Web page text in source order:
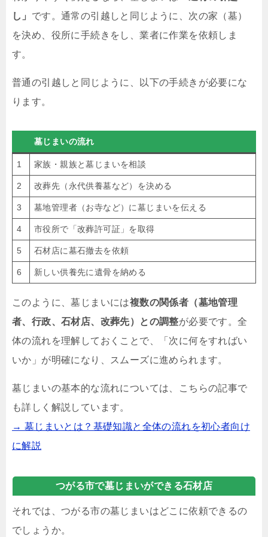
し」 です。通常の引越しと同じように、次の家（墓）
を決め、役所に手続きをし、業者に作業を依頼しま
す。
普通の引越しと同じように、以下の手続きが必要にな
ります。
墓じまいの流れ
1 家族・親族と墓じまいを相談
2 改葬先（永代供養墓など）を決める
3 墓地管理者（お寺など）に墓じまいを伝える
4 市役所で「改葬許可証」を取得
5 石材店に墓石撤去を依頼
6 新しい供養先に遺骨を納める
このように、墓じまいには複数の関係者（墓地管理
者、行政、石材店、改葬先）との調整が必要です。全
体の流れを理解しておくことで、「次に何をすればい
いか」が明確になり、スムーズに進められます。
墓じまいの基本的な流れについては、こちらの記事で
も詳しく解説しています。
→ 墓じまいとは？基礎知識と全体の流れを初心者向け
に解説
つがる市で墓じまいができる石材店
それでは、つがる市の墓じまいはどこに依頼できるの
でしょうか。